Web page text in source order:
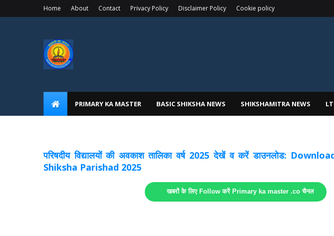
Home About Contact Privacy Policy Disclaimer Policy Cookie policy
PRIMARY KA MASTER BASIC SHIKSHA NEWS SHIKSHAMITRA NEWS
परिषदीय विद्यालयों की अवकाश तालिका वर्ष 2025 देखें व करें डाउनलोड:
Shiksha Parishad 2025
खबरों के लिए Follow करें Primary ka master .co चैनल